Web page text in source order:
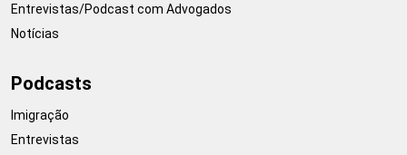
Entrevistas/Podcast com Advogados
Notícias
Podcasts
Imigração
Entrevistas